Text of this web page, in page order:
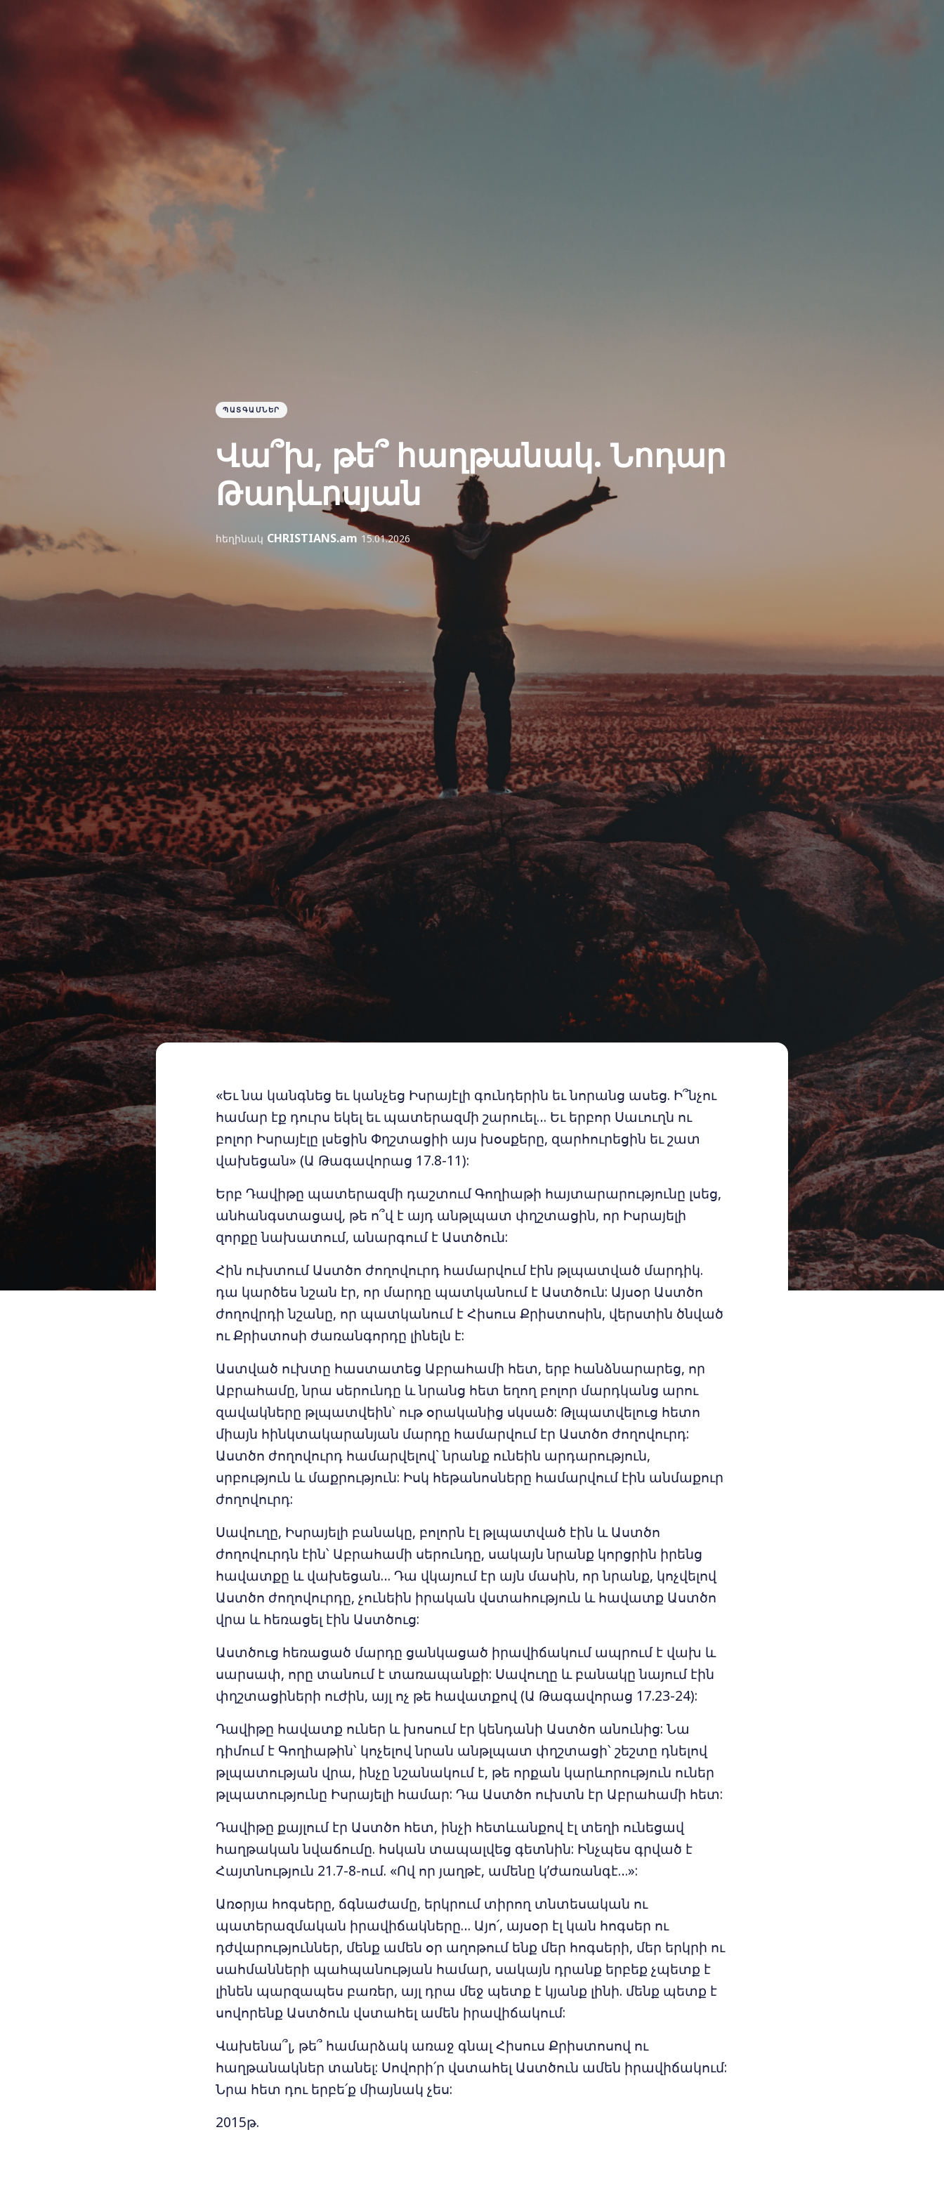
ՊԱՏԳԱՄՆԵՐ
Վա՞խ, թե՞ հաղթանակ. Նոդար
Թադևոսյան
հեղինակ CHRISTIANS.am 15.01.2026
«Եւ նա կանգնեց եւ կանչեց Իսրայէլի գունդերին եւ նորանց ասեց. Ի՞նչու
համար էք դուրս եկել եւ պատերազմի շարուել… Եւ երբոր Սաւուղն ու
բոլոր Իսրայէլը լսեցին Փղշտացիի այս խօսքերը, զարհուրեցին եւ շատ
վախեցան» (Ա Թագավորաց 17.8-11):
Երբ Դավիթը պատերազմի դաշտում Գողիաթի հայտարարությունը լսեց,
անհանգստացավ, թե ո՞վ է այդ անթլպատ փղշտացին, որ Իսրայելի
զորքը նախատում, անարգում է Աստծուն:
Հին ուխտում Աստծո ժողովուրդ համարվում էին թլպատված մարդիկ.
դա կարծես նշան էր, որ մարդը պատկանում է Աստծուն: Այսօր Աստծո
ժողովրդի նշանը, որ պատկանում է Հիսուս Քրիստոսին, վերստին ծնված
ու Քրիստոսի ժառանգորդը լինելն է:
Աստված ուխտը հաստատեց Աբրահամի հետ, երբ հանձնարարեց, որ
Աբրահամը, նրա սերունդը և նրանց հետ եղող բոլոր մարդկանց արու
զավակները թլպատվեին՝ ութ օրականից սկսած: Թլպատվելուց հետո
միայն հինկտակարանյան մարդը համարվում էր Աստծո ժողովուրդ:
Աստծո ժողովուրդ համարվելով` նրանք ունեին արդարություն,
սրբություն և մաքրություն: Իսկ հեթանոսները համարվում էին անմաքուր
ժողովուրդ:
Սավուղը, Իսրայելի բանակը, բոլորն էլ թլպատված էին և Աստծո
ժողովուրդն էին՝ Աբրահամի սերունդը, սակայն նրանք կորցրին իրենց
հավատքը և վախեցան… Դա վկայում էր այն մասին, որ նրանք, կոչվելով
Աստծո ժողովուրդը, չունեին իրական վստահություն և հավատք Աստծո
վրա և հեռացել էին Աստծուց:
Աստծուց հեռացած մարդը ցանկացած իրավիճակում ապրում է վախ և
սարսափ, որը տանում է տառապանքի: Սավուղը և բանակը նայում էին
փղշտացիների ուժին, այլ ոչ թե հավատքով (Ա Թագավորաց 17.23-24):
Դավիթը հավատք ուներ և խոսում էր կենդանի Աստծո անունից: Նա
դիմում է Գողիաթին՝ կոչելով նրան անթլպատ փղշտացի՝ շեշտը դնելով
թլպատության վրա, ինչը նշանակում է, թե որքան կարևորություն ուներ
թլպատությունը Իսրայելի համար: Դա Աստծո ուխտն էր Աբրահամի հետ:
Դավիթը քայլում էր Աստծո հետ, ինչի հետևանքով էլ տեղի ունեցավ
հաղթական նվաճումը. հսկան տապալվեց գետնին: Ինչպես գրված է
Հայտնություն 21.7-8-ում. «Ով որ յաղթէ, ամենը կ’ժառանգէ…»:
Առօրյա հոգսերը, ճգնաժամը, երկրում տիրող տնտեսական ու
պատերազմական իրավիճակները… Այո՛, այսօր էլ կան հոգսեր ու
դժվարություններ, մենք ամեն օր աղոթում ենք մեր հոգսերի, մեր երկրի ու
սահմանների պահպանության համար, սակայն դրանք երբեք չպետք է
լինեն պարզապես բառեր, այլ դրա մեջ պետք է կյանք լինի. մենք պետք է
սովորենք Աստծուն վստահել ամեն իրավիճակում:
Վախենա՞լ, թե՞ համարձակ առաջ գնալ Հիսուս Քրիստոսով ու
հաղթանակներ տանել: Սովորի՛ր վստահել Աստծուն ամեն իրավիճակում:
Նրա հետ դու երբե՛ք միայնակ չես:
2015թ.